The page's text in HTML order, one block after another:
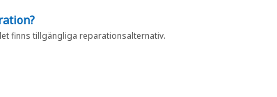
finns tillgängliga reparationsalternativ.